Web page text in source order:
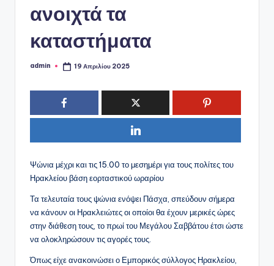
ανοιχτά τα
καταστήματα
Συγγραφέας:
admin 19 Απριλίου 2025
Ψώνια μέχρι και τις 15.00 το μεσημέρι για τους πολίτες του
Ηρακλείου βάση εορταστικού ωραρίου
Τα τελευταία τους ψώνια ενόψει Πάσχα, σπεύδουν σήμερα
να κάνουν οι Ηρακλειώτες οι οποίοι θα έχουν μερικές ώρες
στην διάθεση τους, το πρωί του Μεγάλου Σαββάτου έτσι ώστε
να ολοκληρώσουν τις αγορές τους.
Όπως είχε ανακοινώσει ο Εμπορικός σύλλογος Ηρακλείου,